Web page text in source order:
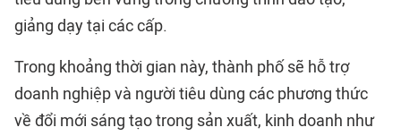
giảng dạy tại các cấp.
Trong khoảng thời gian này, thành phố sẽ hỗ trợ
doanh nghiệp và người tiêu dùng các phương thức
về đổi mới sáng tạo trong sản xuất, kinh doanh như